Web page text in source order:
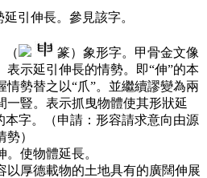
引伸長。參見該字。
（
篆）象形字。甲骨金文像
表示延引伸長的情勢。即“伸”的本
勢替之以“爪”。並繼續謬變為兩
一豎。表示抓曳物體使其形狀延
本字。（申請：形容請求意向由源
）
。使物體延長。
以厚德載物的土地具有的廣闊伸展